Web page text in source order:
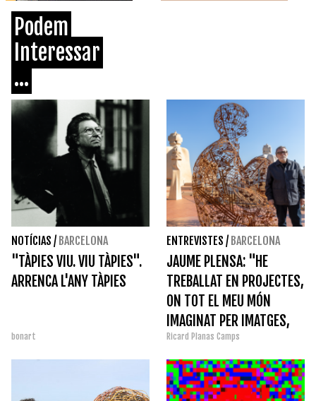
Podem
Interessar
...
NOTÍCIAS / BARCELONA
"TÀPIES VIU. VIU TÀPIES".
ARRENCA L'ANY TÀPIES
bonart
ENTREVISTES / BARCELONA
JAUME PLENSA: "HE
TREBALLAT EN PROJECTES,
ON TOT EL MEU MÓN
IMAGINAT PER IMATGES,
ESTÀ HABITAT PER VEUS"
Ricard Planas Camps